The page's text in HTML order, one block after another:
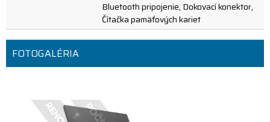
Bluetooth pripojenie, Dokovací konektor,
Čítačka pamäťových kariet
FOTOGALÉRIA